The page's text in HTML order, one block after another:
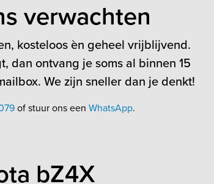
verwachten
kosteloos èn geheel vrijblijvend.
dan ontvang je soms al binnen 15
We zijn sneller dan je denkt!
of stuur ons een WhatsApp.
bZ4X